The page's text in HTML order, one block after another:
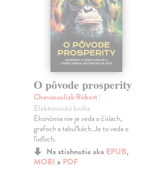
O pôvode prosperity
Chovanculiak Róbert|
Elektronická kniha
Ekonómia nie je veda o číslach,
grafoch a tabuľkách. Je to veda o
ľuďoch.
Na stiahnutie ako EPUB,
MOBI a PDF